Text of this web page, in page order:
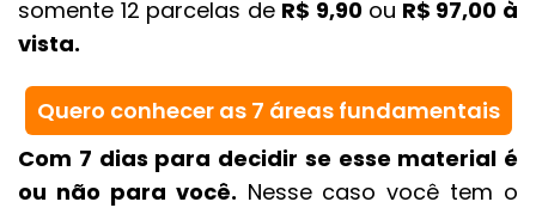
somente 12 parcelas de R$ 9,90ou R$ 97,00 à
vista.
Quero conhecer as 7 áreas fundamentais
Com 7 dias para decidir se esse material é
ou não para você. Nesse caso você tem o